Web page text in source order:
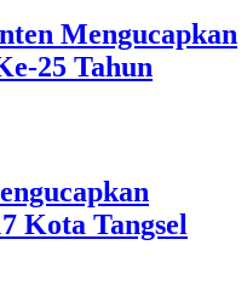
Mengucapkan
25 Tahun
Kota Tangsel